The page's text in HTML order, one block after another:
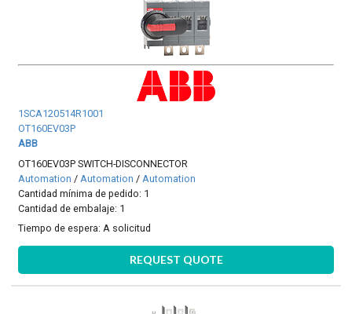
1SCA120514R1001
OT160EV03P
ABB
OT160EV03P SWITCH-DISCONNECTOR
Automation / Automation / Automation
Cantidad mínima de pedido: 1
Cantidad de embalaje: 1
Tiempo de espera: A solicitud
REQUEST QUOTE